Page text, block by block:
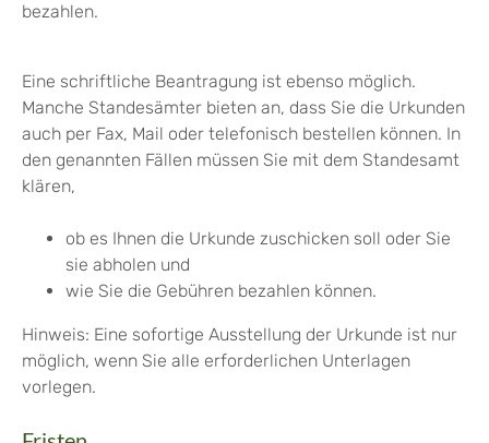
bezahlen.
Eine schriftliche Beantragung ist ebenso möglich.
Manche Standesämter bieten an, dass Sie die Urkunden
auch per Fax, Mail oder telefonisch bestellen können. In
den genannten Fällen müssen Sie mit dem Standesamt
klären,
ob es Ihnen die Urkunde zuschicken soll oder Sie
sie abholen und
wie Sie die Gebühren bezahlen können.
Hinweis: Eine sofortige Ausstellung der Urkunde ist nur
möglich, wenn Sie alle erforderlichen Unterlagen
vorlegen.